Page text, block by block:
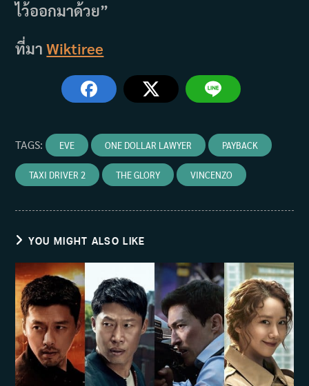
ไว้ออกมาด้วย”
ที่มาWiktiree
TAGS: EVE ONE DOLLAR LAWYER PAYBACK
TAXI DRIVER 2 ‎THE GLORY VINCENZO
YOU MIGHT ALSO LIKE